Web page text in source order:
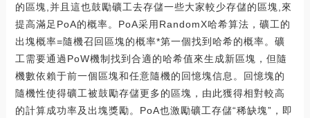
的區塊,并且這也鼓勵礦工去存儲一些大家較少存儲的區塊,來
提高滿足PoA的概率。PoA采用RandomX哈希算法，礦工的
出塊概率=隨機召回區塊的概率*第一個找到哈希的概率。礦
工需要通過PoW機制找到合適的哈希值來生成新區塊，但隨
機數依賴于前一個區塊和任意隨機的回憶塊信息。回憶塊的
隨機性使得礦工被鼓勵存儲更多的區塊，由此獲得相對較高
的計算成功率及出塊獎勵。PoA也激勵礦工存儲“稀缺塊”，即